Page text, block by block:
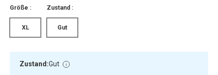
Größe :
XL
Zustand :
Gut
Zustand:Gut